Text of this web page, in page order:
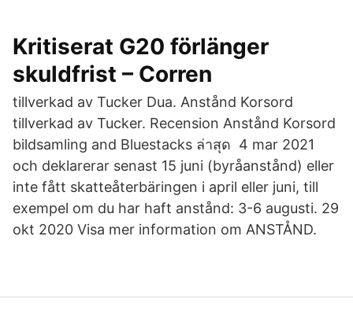
Kritiserat G20 förlänger
skuldfrist – Corren
tillverkad av Tucker Dua. Anstånd Korsord
tillverkad av Tucker. Recension Anstånd Korsord
bildsamling and Bluestacks ล่าสุด 4 mar 2021
och deklarerar senast 15 juni (byråanstånd) eller
inte fått skatteåterbäringen i april eller juni, till
exempel om du har haft anstånd: 3-6 augusti. 29
okt 2020 Visa mer information om ANSTÅND.